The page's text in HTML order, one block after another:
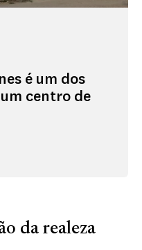
é um dos
centro de
da realeza